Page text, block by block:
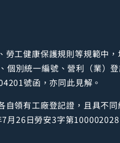
工健康保護規則等規範中
別統一編號、營利（業）
號函，亦同此見解。
領有工廠登記證，且具不
月26日勞安3字第